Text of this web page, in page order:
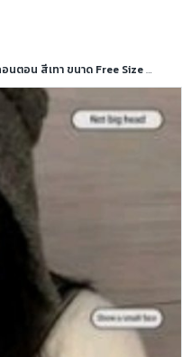
Free Size ผ้าคอนตอน สีเทา ขนาด Free Size ผ้าคอนตอน สีเทา ขนาด Free Size